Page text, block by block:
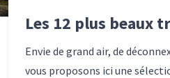
Les 12 plus beaux
Envie de grand air, de
vous proposons ici une